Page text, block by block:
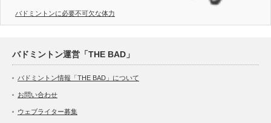
バドミントンに必要不可欠な体力
バドミントン運営「THE BAD」
バドミントン情報「THE BAD」について
お問い合わせ
ウェブライター募集